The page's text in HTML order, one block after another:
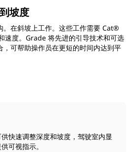
坡度
。在斜坡上工作。这些工作需要 Cat®
速度。Grade 将先进的引导技术和可选
，可帮助操作员在更短的时间内达到平
快速调整深度和坡度，驾驶室内显
可视指示。